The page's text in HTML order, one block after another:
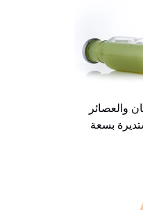
والعصائر
بسعة